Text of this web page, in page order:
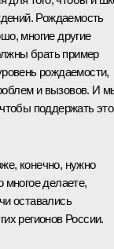
Рождаемость
многие другие
брать пример
рождаемости,
и вызовов. И
поддержать это
конечно, нужно
многое делаете,
оставались
регионов России.